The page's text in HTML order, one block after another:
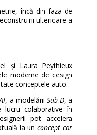
încă din faza de
ulterioare a
și Laura Peythieux
moderne de design
conceptele auto.
AI, a modelăriiSub-D, a
lucru colaborative în
pot accelera
la unconcept car